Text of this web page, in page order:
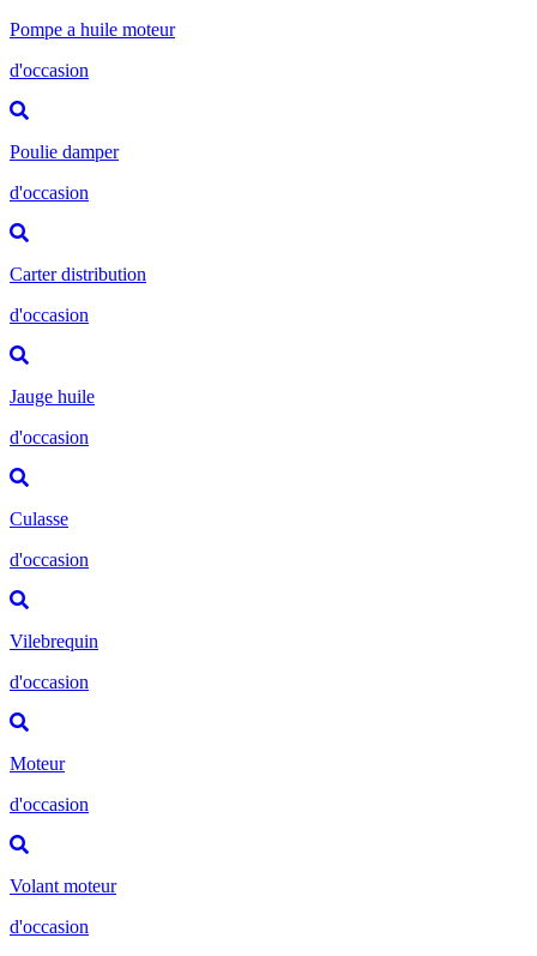
Pompe a huile moteur
d'occasion
Poulie damper
d'occasion
Carter distribution
d'occasion
Jauge huile
d'occasion
Culasse
d'occasion
Vilebrequin
d'occasion
Moteur
d'occasion
Volant moteur
d'occasion